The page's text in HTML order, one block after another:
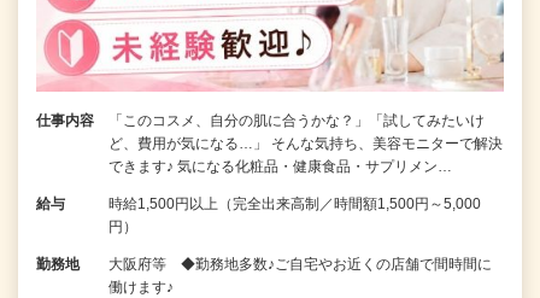
仕事内容
「このコスメ、自分の肌に合うかな？」「試してみたいけ
ど、費用が気になる…」 そんな気持ち、美容モニターで解決
できます♪ 気になる化粧品・健康食品・サプリメン…
給与
時給1,500円以上（完全出来高制／時間額1,500円～5,000
円）
勤務地
大阪府等 ◆勤務地多数♪ご自宅やお近くの店舗で間時間に
働けます♪